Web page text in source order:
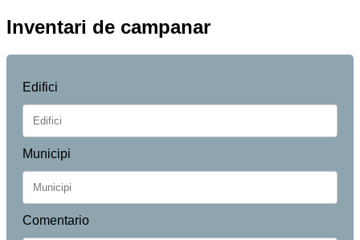
Inventari de campanar
Edifici
Municipi
Comentario